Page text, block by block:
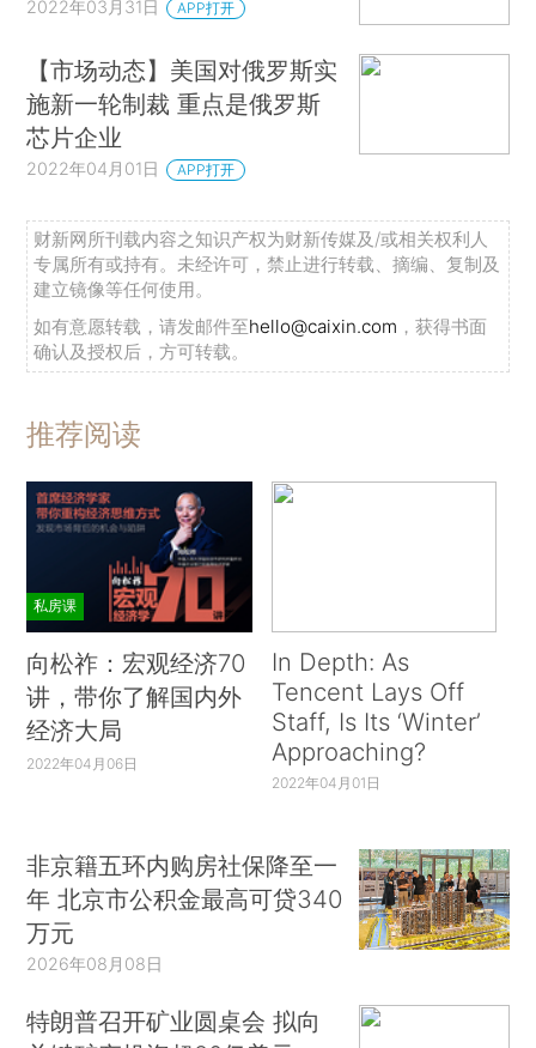
2022年03月31日 APP打开
【市场动态】美国对俄罗斯实
施新一轮制裁 重点是俄罗斯
芯片企业
2022年04月01日 APP打开
财新网所刊载内容之知识产权为财新传媒及/或相关权利人
专属所有或持有。未经许可，禁止进行转载、摘编、复制及
建立镜像等任何使用。
如有意愿转载，请发邮件至hello@caixin.com ，获得书面
确认及授权后，方可转载。
推荐阅读
私房课
向松祚：宏观经济70
讲，带你了解国内外
经济大局
2022年04月06日
In Depth: As
Tencent Lays Off
Staff, Is Its ‘Winter’
Approaching?
2022年04月01日
非京籍五环内购房社保降至一
年 北京市公积金最高可贷340
万元
2026年08月08日
特朗普召开矿业圆桌会 拟向